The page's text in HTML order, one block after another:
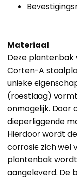
Materiaal
Deze plantenbak
Corten-A
unieke
(roestlaag)
onmogelijk. Door
dieperliggende
Hierdoor wordt
corrosie zich wel
plantenbak
aangeleverd. De